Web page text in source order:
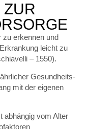
zu erkennen und
leicht zu
– 1550).
Gesundheits-
mit der eigenen
abhängig vom Alter